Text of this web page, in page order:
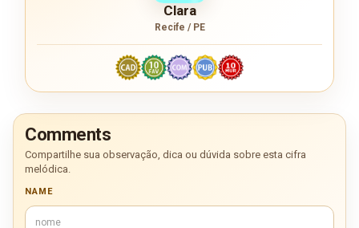
Clara
Recife / PE
Comments
Compartilhe sua observação, dica ou dúvida sobre esta cifra
melódica.
NAME